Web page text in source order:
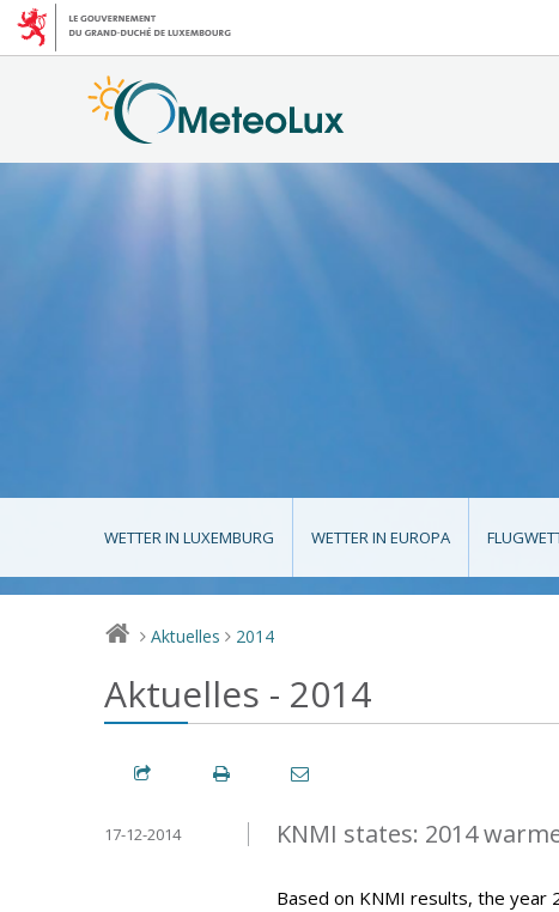
WETTER IN LUXEMBURG WETTER IN EUROPA
> Aktuelles > 2014
Aktuelles - 2014
KNMI states: 2014
17-12-2014
Based on KNMI results, the year